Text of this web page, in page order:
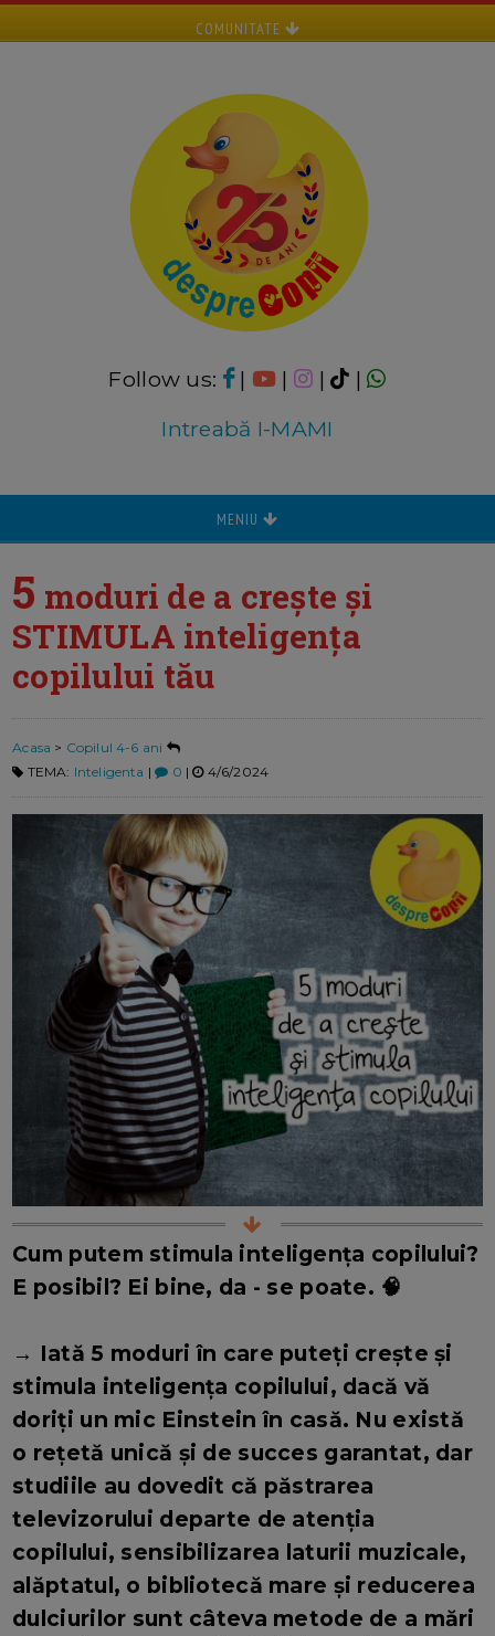
COMUNITATE
Follow us: | | |
|
Intreabă I-MAMI
MENIU
5 moduri de a crește și
STIMULA inteligența
copilului tău
Acasa > Copilul 4-6 ani
TEMA: Inteligenta | 0 | 4/6/2024
Cum putem stimula inteligența copilului?
E posibil? Ei bine, da - se poate. 🧠
→ Iată 5 moduri în care puteți crește și
stimula inteligența copilului, dacă vă
doriți un mic Einstein în casă. Nu există
o rețetă unică și de succes garantat, dar
studiile au dovedit că păstrarea
televizorului departe de atenția
copilului, sensibilizarea laturii muzicale,
alăptatul, o bibliotecă mare și reducerea
dulciurilor sunt câteva metode de a mări